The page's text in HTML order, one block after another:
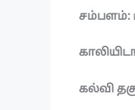
சம்பளம்:
கல்வி